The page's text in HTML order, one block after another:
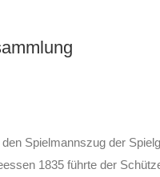
Spielmannszug der
1835 führte der